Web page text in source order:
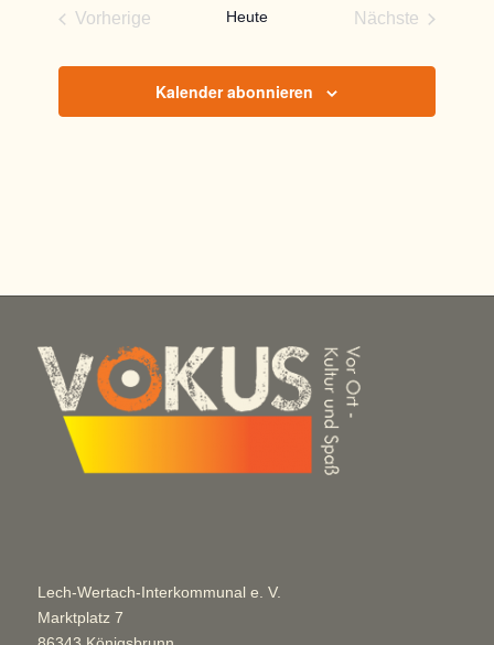
Vorherige
Heute
Nächste
Kalender abonnieren
Lech-Wertach-Interkommunal e. V.
Marktplatz 7